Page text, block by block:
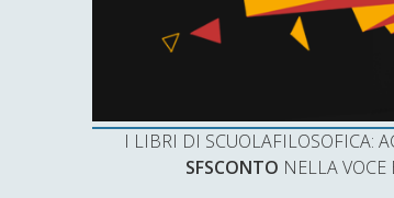
I LIBRI DI SCUOLAFILOSOFICA:
SFSCONTO NELLA